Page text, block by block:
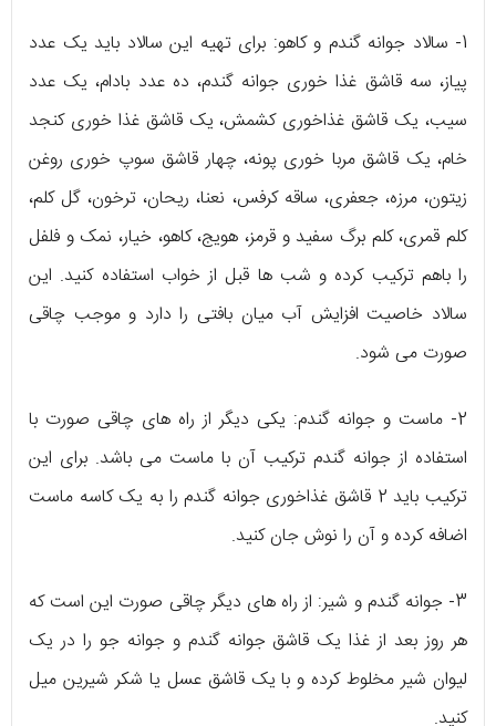
1- سالاد جوانه گندم و کاهو: برای تهیه این سالاد باید یک عدد
پیاز، سه قاشق غذا خوری جوانه گندم، ده عدد بادام، یک عدد
سیب، یک قاشق غذاخوری کشمش، یک قاشق غذا خوری کنجد
خام، یک قاشق مربا خوری پونه، چهار قاشق سوپ خوری روغن
زیتون، مرزه، جعفری، ساقه کرفس، نعنا، ریحان، ترخون، گل کلم،
کلم قمری، کلم برگ سفید و قرمز، هویج، کاهو، خیار، نمک و فلفل
را باهم ترکیب کرده و شب ها قبل از خواب استفاده کنید. این
سالاد خاصیت افزایش آب میان بافتی را دارد و موجب چاقی
صورت می شود.
2- ماست و جوانه گندم: یکی دیگر از راه های چاقی صورت با
استفاده از جوانه گندم ترکیب آن با ماست می باشد. برای این
ترکیب باید 2 قاشق غذاخوری جوانه گندم را به یک کاسه ماست
اضافه کرده و آن را نوش جان کنید.
3- جوانه گندم و شیر: از راه های دیگر چاقی صورت این است که
هر روز بعد از غذا یک قاشق جوانه گندم و جوانه جو را در یک
لیوان شیر مخلوط کرده و با یک قاشق عسل یا شکر شیرین میل
کنید.